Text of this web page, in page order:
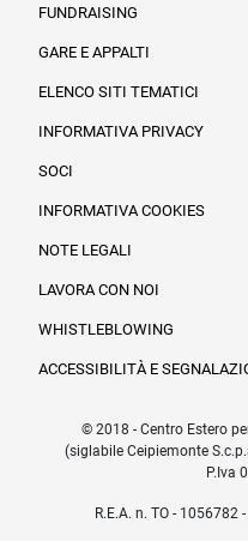
FUNDRAISING
GARE E APPALTI
ELENCO SITI TEMATICI
INFORMATIVA PRIVACY
SOCI
INFORMATIVA COOKIES
NOTE LEGALI
LAVORA CON NOI
WHISTLEBLOWING
ACCESSIBILITÀ E
© 2018 - Centro Estero
(siglabile Ceipiemonte
P.Iva
R.E.A. n. TO - 1056782